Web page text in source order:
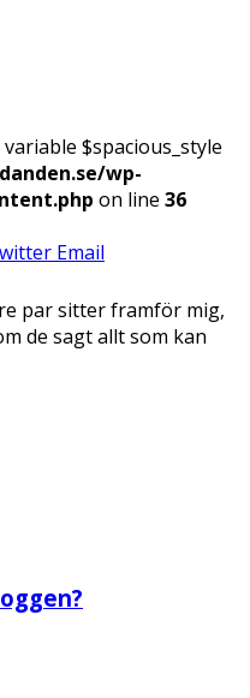
$spacious_style
wp-
on line 36
Email
par sitter framför mig,
de sagt allt som kan